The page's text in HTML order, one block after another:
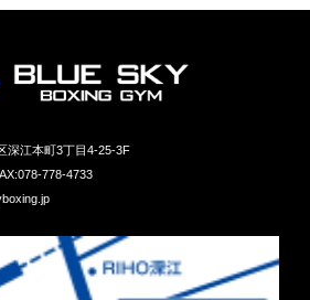
深江本町3丁目4-25-3F
778-4733